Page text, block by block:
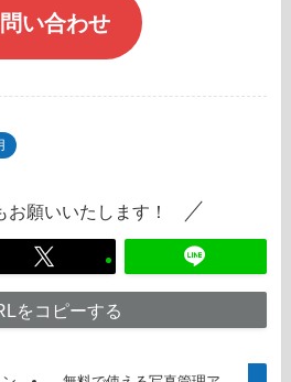
い合わせ
お願いいたします！
をコピーする